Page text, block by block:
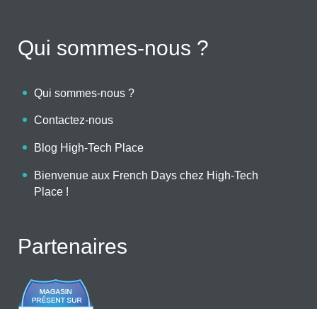
Qui sommes-nous ?
Qui sommes-nous ?
Contactez-nous
Blog High-Tech Place
Bienvenue aux French Days chez High-Tech
Place !
Partenaires